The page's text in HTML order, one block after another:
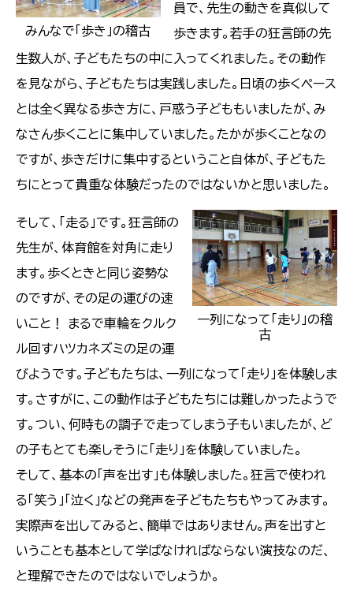
みんなで「歩き」の稽古
員で、先生の動きを真似して
歩きます。若手の狂言師の先
生数人が、子どもたちの中に入ってくれました。その動作
を見ながら、子どもたちは実践しました。日頃の歩くペース
とは全く異なる歩き方に、戸惑う子どももいましたが、み
なさん歩くことに集中していました。たかが歩くことなの
ですが、歩きだけに集中するということ自体が、子どもた
ちにとって貴重な体験だったのではないかと思いました。
一列になって「走り」の稽
古
そして、「走る」です。狂言師の
先生が、体育館を対角に走り
ます。歩くときと同じ姿勢な
のですが、その足の運びの速
いこと！ まるで車輪をクルク
ル回すハツカネズミの足の運
びようです。子どもたちは、一列になって「走り」を体験しま
す。さすがに、この動作は子どもたちには難しかったようで
す。つい、何時もの調子で走ってしまう子もいましたが、ど
の子もとても楽しそうに「走り」を体験していました。
そして、基本の「声を出す」も体験しました。狂言で使われ
る「笑う」「泣く」などの発声を子どもたちもやってみます。
実際声を出してみると、簡単ではありません。声を出すと
いうことも基本として学ばなければならない演技なのだ、
と理解できたのではないでしょうか。